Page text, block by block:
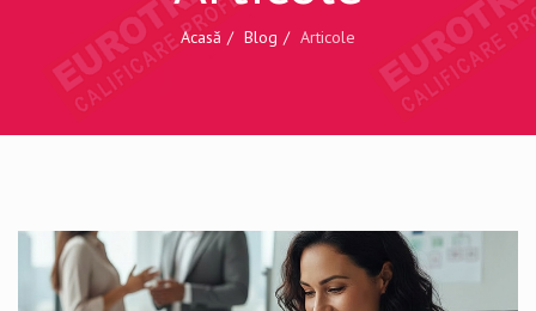
Acasă Blog Articole